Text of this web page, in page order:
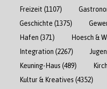
Freizeit (1107)
Geschichte (1375)
Hafen (371) Hoesch &
Integration (2267)
Keuning-Haus (489)
Kultur & Kreatives (4352)